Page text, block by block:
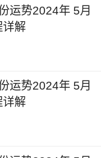
带来一些收益，
饮相关的投资领
的能量对于个
的提升。未来一
历一些比较浪漫
运势2024年 5月
详解
运势2024年 5月
详解